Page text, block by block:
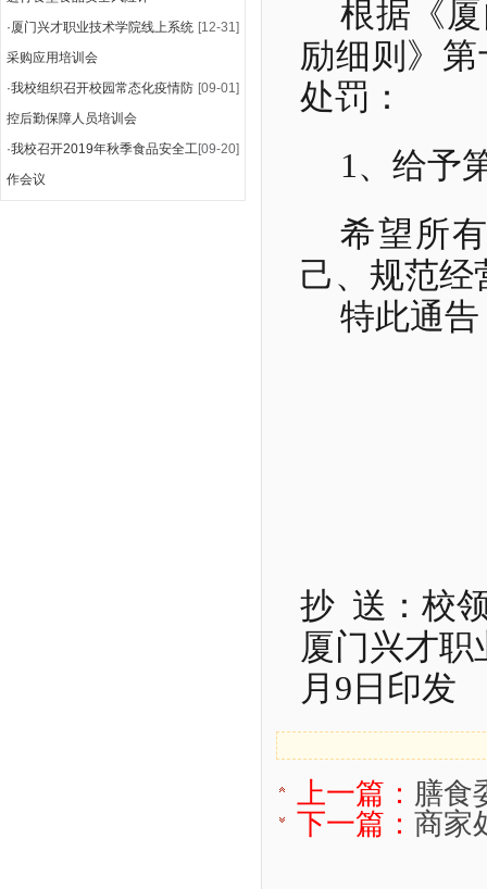
[12-31]
·厦门兴才职业技术学院线上系统
采购应用培训会
[09-01]
·我校组织召开校园常态化疫情防
控后勤保障人员培训会
[09-20]
·我校召开2019年秋季食品安全工
作会议
根据《
励细则》
处罚：
1、给予
希望所
己、规范经
特此通
抄 送：校
厦门兴才
月 9 日印发
上一篇： 膳食
下一篇：商家